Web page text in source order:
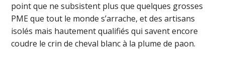
point que ne subsistent plus que quelques grosses
PME que tout le monde s’arrache, et des artisans
isolés mais hautement qualifiés qui savent encore
coudre le crin de cheval blanc à la plume de paon.